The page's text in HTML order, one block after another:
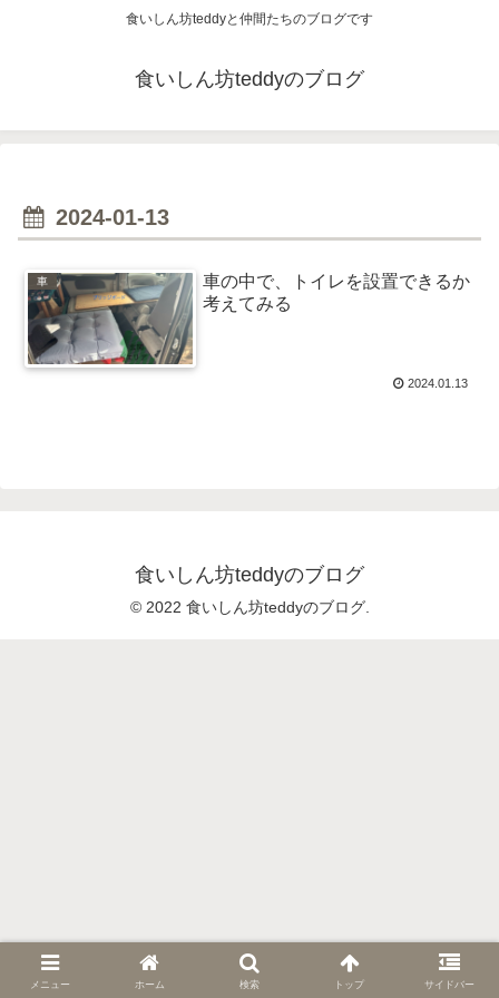
食いしん坊teddyと仲間たちのブログです
食いしん坊teddyのブログ
2024-01-13
車
車の中で、トイレを設置できるか
考えてみる
2024.01.13
食いしん坊teddyのブログ
© 2022 食いしん坊teddyのブログ.
メニュー ホーム 検索 トップ サイドバー